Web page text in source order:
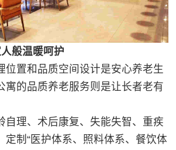
般温暖呵护
位置和品质空间设计是安心养老生
寓的品质养老服务则是让长者老有
自理、术后康复、失能失智、重疾
定制“医护体系、照料体系、餐饮体